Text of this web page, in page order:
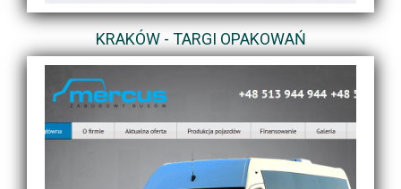
KRAKÓW - TARGI OPAKOWAŃ